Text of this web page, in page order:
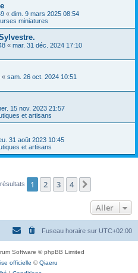
« dim. 9 mars 2025 08:54
miniatures
« mar. 31 déc. 2024 17:10
« sam. 26 oct. 2024 10:51
15 nov. 2023 21:57
et artisans
31 août 2023 10:45
et artisans
1 2 3 4
Aller
Fuseau horaire sur UTC+02:00
Software © phpBB Limited
officielle ©Qiaeru